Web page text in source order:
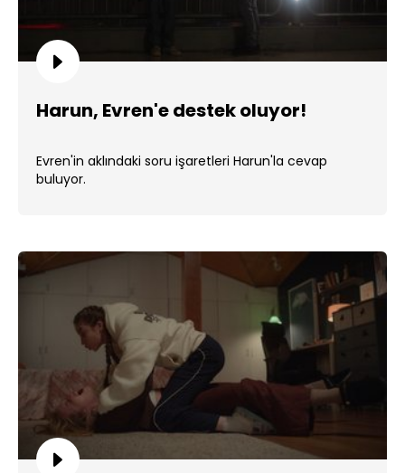
Harun, Evren'e destek oluyor!
Evren'in aklındaki soru işaretleri Harun'la cevap
buluyor.